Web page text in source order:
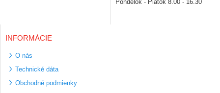
Pondelok - Piatok 8.00 - 16.30
INFORMÁCIE
O nás
Technické dáta
Obchodné podmienky